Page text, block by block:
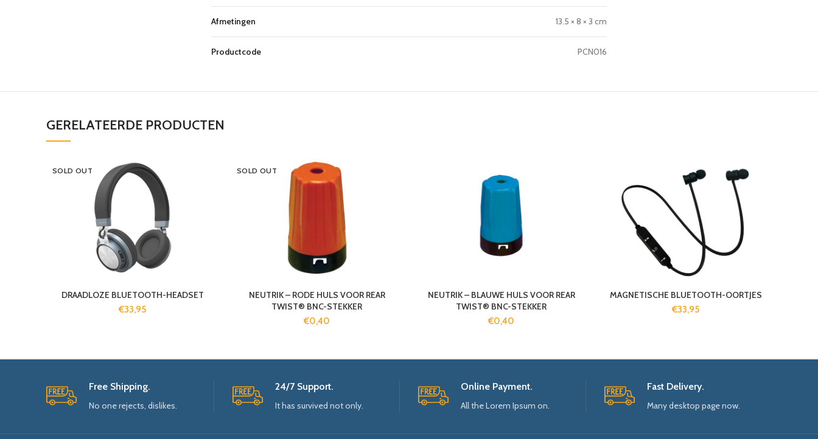
Afmetingen 13.5 × 8 × 3 cm
Productcode PCN016
GERELATEERDE PRODUCTEN
SOLD OUT
DRAADLOZE BLUETOOTH-HEADSET
€33,95
SOLD OUT
NEUTRIK – RODE HULS VOOR REAR
TWIST® BNC-STEKKER
€0,40
NEUTRIK – BLAUWE HULS VOOR REAR
TWIST® BNC-STEKKER
€0,40
MAGNETISCHE BLUETOOTH-OORTJES
€33,95
Free Shipping.
No one rejects, dislikes.
24/7 Support.
It has survived not only.
Online Payment.
All the Lorem Ipsum on.
Fast Delivery.
Many desktop page now.